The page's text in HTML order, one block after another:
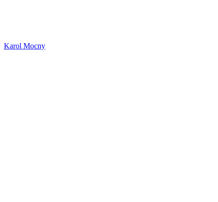
Karol Mocny